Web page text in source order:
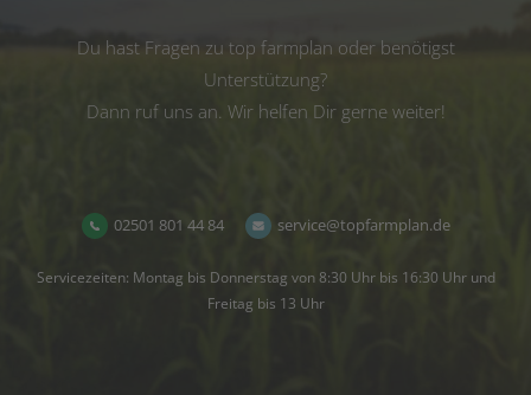
Du hast Fragen zu top farmplan oder benötigst
Unterstützung?
Dann ruf uns an. Wir helfen Dir gerne weiter!
02501 801 44 84 service@topfarmplan.de
Servicezeiten: Montag bis Donnerstag von 8:30 Uhr bis 16:30 Uhr und
Freitag bis 13 Uhr